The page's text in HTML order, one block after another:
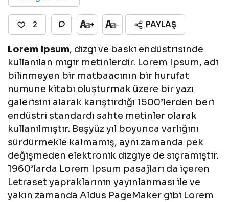
2 + - PAYLAŞ
Lorem Ipsum, dizgi ve baskı endüstrisinde
kullanılan mıgır metinlerdir. Lorem Ipsum, adı
bilinmeyen bir matbaacının bir hurufat
numune kitabı oluşturmak üzere bir yazı
galerisini alarak karıştırdığı 1500’lerden beri
endüstri standardı sahte metinler olarak
kullanılmıştır. Beşyüz yıl boyunca varlığını
sürdürmekle kalmamış, aynı zamanda pek
değişmeden elektronik dizgiye de sıçramıştır.
1960’larda Lorem Ipsum pasajları da içeren
Letraset yapraklarının yayınlanması ile ve
yakın zamanda Aldus PageMaker gibi Lorem